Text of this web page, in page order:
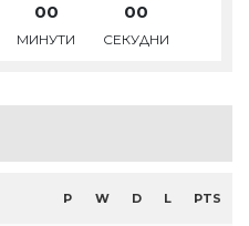
00
МИНУТИ
00
СЕКУДНИ
P W D L PTS